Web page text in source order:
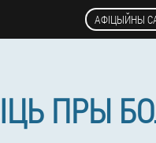
АФІЦЫЙНЫ
ПРЫ